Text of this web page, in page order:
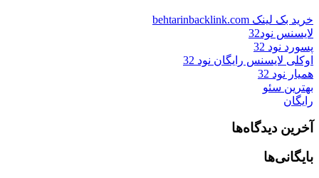
خرید بک لینک behtarinbacklink.com
لایسنس نود32
پسورد نود 32
اوکلی لایسنس رایگان نود 32
همیار نود 32
بهترین سئو
رایگان
آخرین دیدگاه‌ها
بایگانی‌ها